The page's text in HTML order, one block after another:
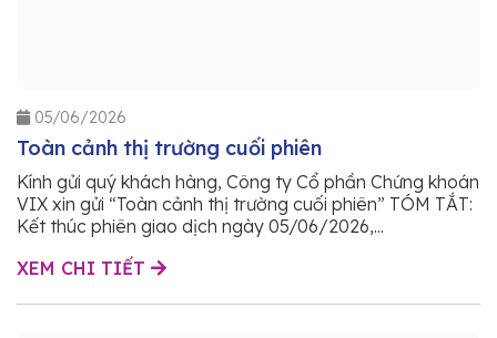
05/06/2026
Toàn cảnh thị trường cuối phiên
Kính gửi quý khách hàng, Công ty Cổ phần Chứng khoán
VIX xin gửi “Toàn cảnh thị trường cuối phiên” TÓM TẮT:
Kết thúc phiên giao dịch ngày 05/06/2026,...
XEM CHI TIẾT